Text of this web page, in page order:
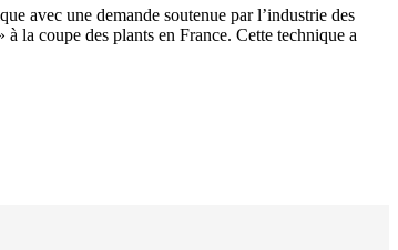
avec une demande soutenue par l’industrie des
la coupe des plants en France. Cette technique a